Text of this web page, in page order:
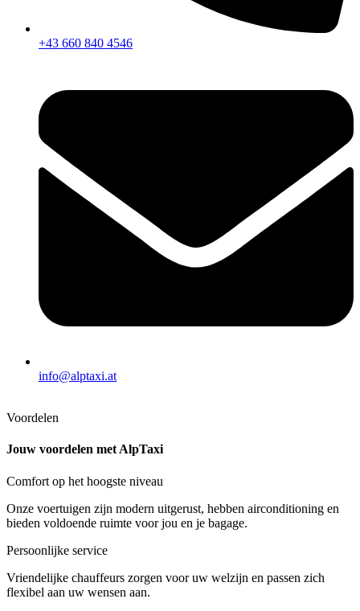
+43 660 840 4546
info@alptaxi.at
Voordelen
Jouw voordelen met AlpTaxi
Comfort op het hoogste niveau
Onze voertuigen zijn modern uitgerust, hebben airconditioning en
bieden voldoende ruimte voor jou en je bagage.
Persoonlijke service
Vriendelijke chauffeurs zorgen voor uw welzijn en passen zich
flexibel aan uw wensen aan.